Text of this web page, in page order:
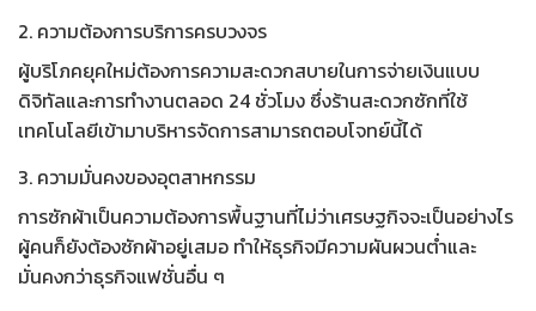
2. ความต้องการบริการครบวงจร
ผู้บริโภคยุคใหม่ต้องการความสะดวกสบายในการจ่ายเงินแบบ
ดิจิทัลและการทำงานตลอด 24 ชั่วโมง ซึ่งร้านสะดวกซักที่ใช้
เทคโนโลยีเข้ามาบริหารจัดการสามารถตอบโจทย์นี้ได้
3. ความมั่นคงของอุตสาหกรรม
การซักผ้าเป็นความต้องการพื้นฐานที่ไม่ว่าเศรษฐกิจจะเป็นอย่างไร
ผู้คนก็ยังต้องซักผ้าอยู่เสมอ ทำให้ธุรกิจมีความผันผวนต่ำและ
มั่นคงกว่าธุรกิจแฟชั่นอื่น ๆ